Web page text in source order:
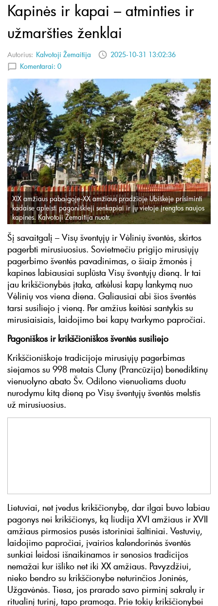
Kapinės ir kapai – atminties ir
užmaršties ženklai
Autorius: Kalvotoji Žemaitija
2025-10-31 13:02:36
Komentarai: 0
XIX amžiaus pabaigoje-XX amžiaus pradžioje Ubiškėje prisiminti
kadaise apleisti pagoniškieji senkapiai ir jų vietoje įrengtos naujos
kapinės. Kalvotoji Žemaitija nuotr.
Šį savaitgalį – Visų šventųjų ir Vėlinių šventės, skirtos
pagerbti mirusiuosius. Sovietmečiu prigijo mirusiųjų
pagerbimo šventės pavadinimas, o šiaip žmonės į
kapines labiausiai suplūsta Visų šventųjų dieną. Ir tai
jau krikščionybės įtaka, atkėlusi kapų lankymą nuo
Vėlinių vos viena diena. Galiausiai abi šios šventės
tarsi susiliejo į vieną. Per amžius keitėsi santykis su
mirusiaisiais, laidojimo bei kapų tvarkymo papročiai.
Pagoniškos ir krikščioniškos šventės susiliejo
Krikščioniškoje tradicijoje mirusiųjų pagerbimas
siejamos su 998 metais Cluny (Prancūzija) benediktinų
vienuolyno abato Šv. Odilono vienuoliams duotu
nurodymu kitą dieną po Visų šventųjų šventės melstis
už mirusiuosius.
Lietuviai, net įvedus krikščionybę, dar ilgai buvo labiau
pagonys nei krikščionys, ką liudija XVI amžiaus ir XVII
amžiaus pirmosios pusės istoriniai šaltiniai. Vestuvių,
laidojimo papročiai, įvairios kalendorinės šventės
sunkiai leidosi išnaikinamos ir senosios tradicijos
nemažai kur išliko net iki XX amžiaus. Pavyzdžiui,
nieko bendro su krikščionybe neturinčios Joninės,
Užgavėnės. Tiesa, jos prarado savo pirminį sakralų ir
ritualinį turinį, tapo pramoga. Prie tokių krikščionybei